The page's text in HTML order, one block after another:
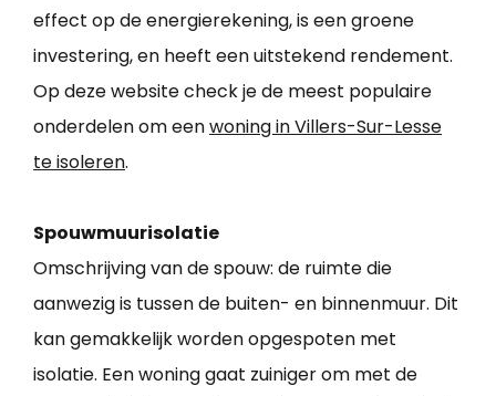
effect op de energierekening, is een groene
investering, en heeft een uitstekend rendement.
Op deze website check je de meest populaire
onderdelen om eenwoning in Villers-Sur-Lesse
te isoleren.
Spouwmuurisolatie
Omschrijving van de spouw: de ruimte die
aanwezig is tussen de buiten- en binnenmuur. Dit
kan gemakkelijk worden opgespoten met
isolatie. Een woning gaat zuiniger om met de